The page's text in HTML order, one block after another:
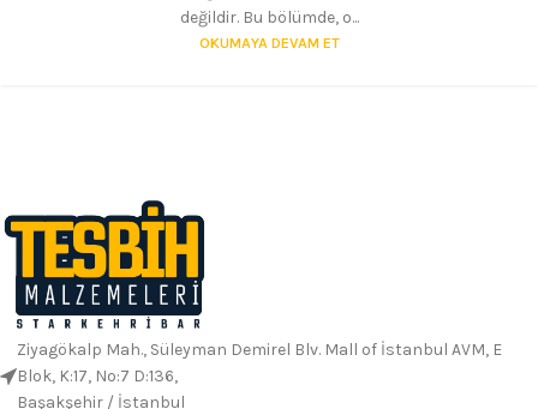
değildir. Bu bölümde, o...
OKUMAYA DEVAM ET
Ziyagökalp Mah., Süleyman Demirel Blv. Mall of İstanbul AVM, E
Blok, K:17, No:7 D:136,
Başakşehir / İstanbul